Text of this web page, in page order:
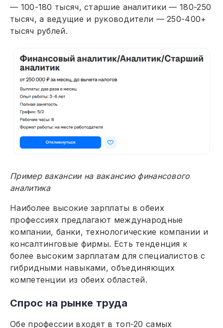
— 100-180 тысяч, старшие аналитики — 180-250
тысяч, а ведущие и руководители — 250-400+
тысяч рублей.
Пример вакансии на вакансию финансового
аналитика
Наиболее высокие зарплаты в обеих
профессиях предлагают международные
компании, банки, технологические компании и
консалтинговые фирмы. Есть тенденция к
более высоким зарплатам для специалистов с
гибридными навыками, объединяющих
компетенции из обеих областей.
Спрос на рынке труда
Обе профессии входят в топ-20 самых